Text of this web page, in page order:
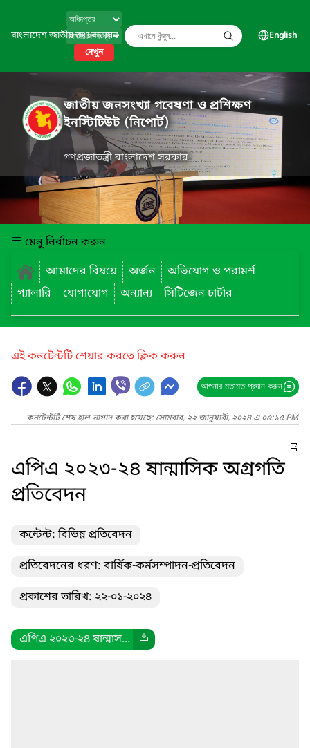
বাংলাদেশ জাতীয় তথ্য বাতায়ন
দেখুন
English
জাতীয় জনসংখ্যা গবেষণা ও প্রশিক্ষণ
ইনস্টিটিউট (নিপোর্ট)
গণপ্রজাতন্ত্রী বাংলাদেশ সরকার
মেনু নির্বাচন করুন
আমাদের বিষয়ে
অর্জন
অভিযোগ ও পরামর্শ
গ্যালারি
যোগাযোগ অন্যান্য সিটিজেন চার্টার
এই কনটেন্টটি শেয়ার করতে ক্লিক করুন
আপনার মতামত প্রদান করুন
কনটেন্টটি শেষ হাল-নাগাদ করা হয়েছে: সোমবার, ২২ জানুয়ারী, ২০২৪ এ ০৫:১৫ PM
এপিএ ২০২৩-২৪ ষান্মাসিক অগ্রগতি
প্রতিবেদন
কন্টেন্ট: বিভিন্ন প্রতিবেদন
প্রতিবেদনের ধরণ: বার্ষিক-কর্মসম্পাদন-প্রতিবেদন
প্রকাশের তারিখ: ২২-০১-২০২৪
এপিএ ২০২৩-২৪ ষান্মাস...